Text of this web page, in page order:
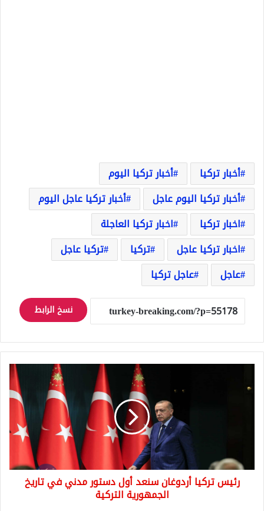
أخبار تركيا
أخبار تركيا اليوم
أخبار تركيا اليوم عاجل
أخبار تركيا عاجل اليوم
اخبار تركيا
اخبار تركيا العاجلة
اخبار تركيا عاجل
تركيا
تركيا عاجل
عاجل
عاجل تركيا
نسخ الرابط
أردوغان
تاريخ
الجمهورية
التركية
رئيس تركيا أردوغان سنعد أول دستور مدني في تاريخ
الجمهورية التركية